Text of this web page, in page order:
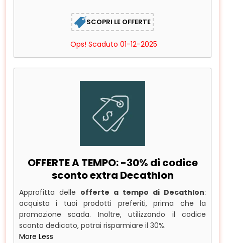
SCOPRI LE OFFERTE
Ops! Scaduto 01-12-2025
OFFERTE A TEMPO: -30% di codice
sconto extra Decathlon
Approfitta delle offerte a tempo di Decathlon:
acquista i tuoi prodotti preferiti, prima che la
promozione scada. Inoltre, utilizzando il codice
sconto dedicato, potrai risparmiare il 30%.
More Less